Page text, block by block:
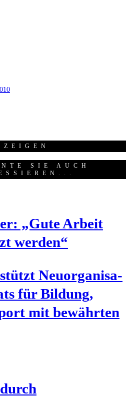
SIE AUCH
„Gute Arbeit
werden“
Neu­or­ga­ni­sa­
für Bil­dung,
mit bewähr­ten